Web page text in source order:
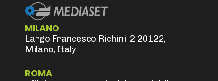
MILANO
Largo Francesco Richini, 2 20122,
Milano, Italy
ROMA